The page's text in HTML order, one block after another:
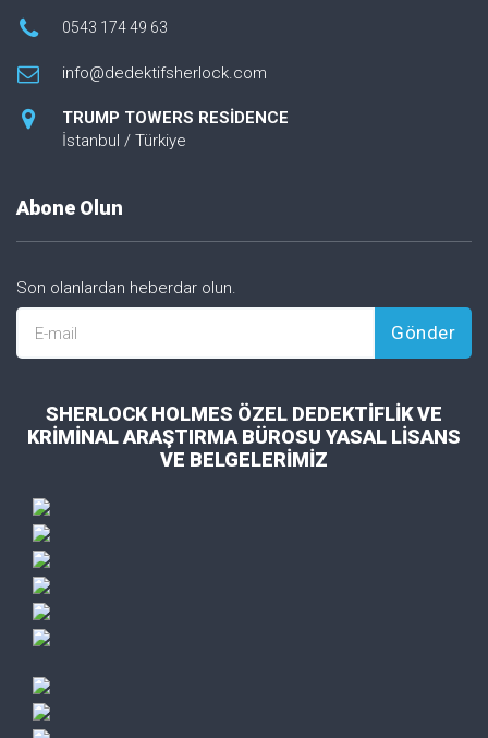
0543 174 49 63
info@dedektifsherlock.com
TRUMP TOWERS RESİDENCE
İstanbul / Türkiye
Abone Olun
Son olanlardan heberdar olun.
E-mail Gönder
SHERLOCK HOLMES ÖZEL DEDEKTİFLİK VE
KRİMİNAL ARAŞTIRMA BÜROSU YASAL LİSANS
VE BELGELERİMİZ